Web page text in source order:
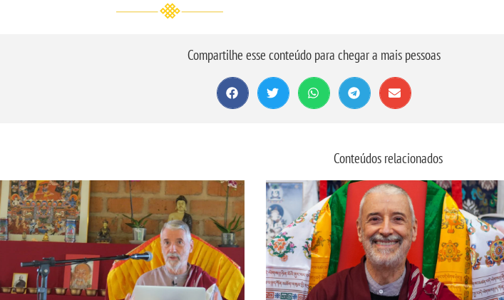
Compartilhe esse conteúdo para chegar a mais pessoas
Conteúdos relacionados